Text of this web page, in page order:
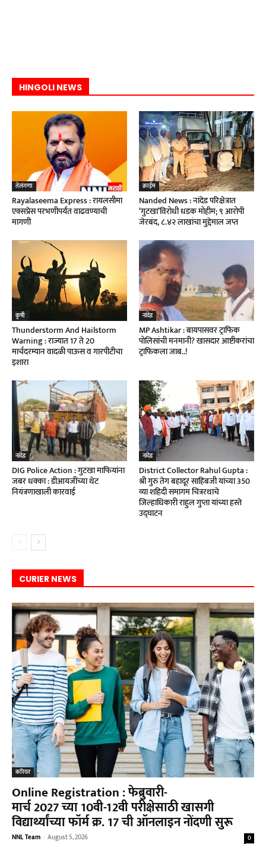
HINGOLI NEWS
तेलंगणा
Rayalaseema Express : रायलसीमा
एक्सप्रेस परभणीपर्यंत वाढवण्याची
मागणी
क्राईम
Nanded News : नांदेड परिक्षेत्रात
‘गुटखा’विरोधी धडक मोहीम; ९ आरोपी
जेरबंद, ८.४२ लाखांचा मुद्देमाल जप्त
कृषी
Thunderstorm And Hailstorm
Warning : राज्यात 17 ते 20
मार्चदरम्यान वादळी पाऊस व गारपीटीचा
इशारा
नांदेड
MP Ashtikar : बायपासवर ट्राफिक
पोलिसांची मनमानी? खासदार आष्टीकरांचा
ट्राफिकला जाब..!
नांदेड
DIG Police Action : गुटखा माफियांना
जबर धक्का : डीआयजींच्या थेट
नियंत्रणाखाली कारवाई
नांदेड
District Collector Rahul Gupta :
श्री गुरु तेग बहादूर साहिबजी यांच्या 350
व्या शहिदी समागम चित्ररथाचे
जिल्हाधिकारी राहुल गुप्ता यांच्या हस्ते
उद्घाटन
CURIER NEWS
करियर
Online Registration : फेब्रुवारी-
मार्च 2027 च्या 10वी-12वी परीक्षेसाठी खासगी
विद्यार्थ्यांच्या फॉर्म क्र. 17 ची ऑनलाइन नोंदणी सुरू
NNL Team - August 5, 2026 0